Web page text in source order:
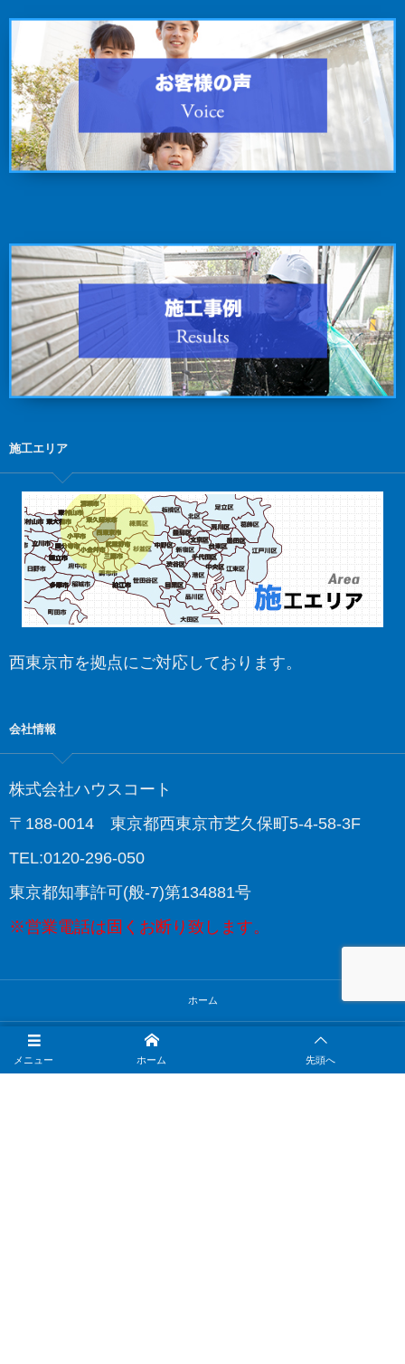
施工エリア
西東京市を拠点にご対応しております。
会社情報
株式会社ハウスコート
〒188-0014 東京都西東京市芝久保町5-4-58-3F
TEL:0120-296-050
東京都知事許可(般-7)第134881号
※営業電話は固くお断り致します。
ホーム
メニュー ホーム 先頭へ